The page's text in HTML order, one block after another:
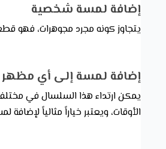
إضافة لمسة شخصية
يتجاوز كونه مجرد مجوهرات، فهو
إضافة لمسة إلى أي مظهر
يمكن ارتداء هذا السلسال في
الأوقات، ويعتبر خياراً مثالياً